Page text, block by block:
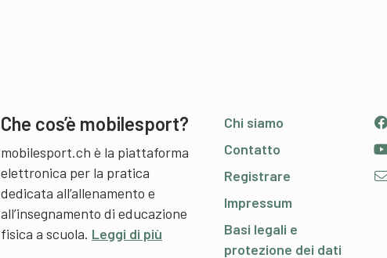
Che cos’è mobilesport?
mobilesport.ch è la piattaforma
elettronica per la pratica
dedicata all’allenamento e
all’insegnamento di educazione
fisica a scuola. Leggi di più
Chi siamo
Contatto
Registrare
Impressum
Basi legali e
protezione dei dati